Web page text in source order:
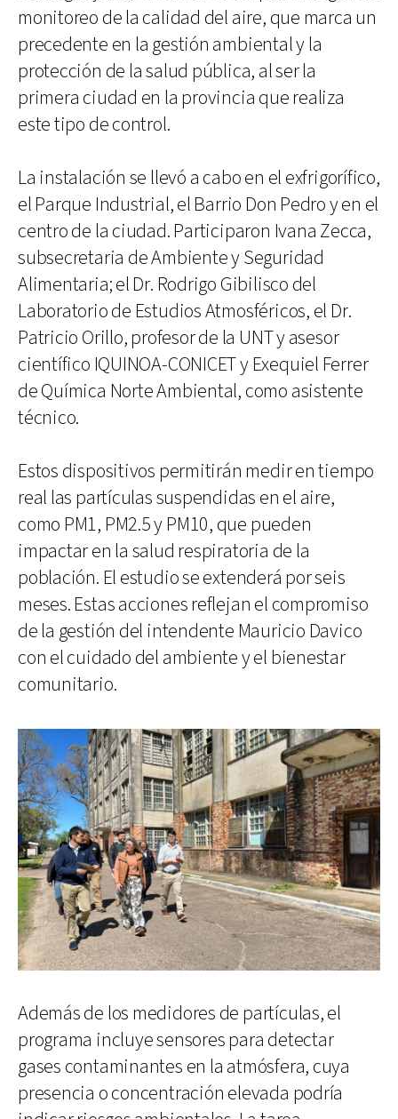
monitoreo de la calidad del aire, que marca un
precedente en la gestión ambiental y la
protección de la salud pública, al ser la
primera ciudad en la provincia que realiza
este tipo de control.
La instalación se llevó a cabo en el exfrigorífico,
el Parque Industrial, el Barrio Don Pedro y en el
centro de la ciudad. Participaron Ivana Zecca,
subsecretaria de Ambiente y Seguridad
Alimentaria; el Dr. Rodrigo Gibilisco del
Laboratorio de Estudios Atmosféricos, el Dr.
Patricio Orillo, profesor de la UNT y asesor
científico IQUINOA-CONICET y Exequiel Ferrer
de Química Norte Ambiental, como asistente
técnico.
Estos dispositivos permitirán medir en tiempo
real las partículas suspendidas en el aire,
como PM1, PM2.5 y PM10, que pueden
impactar en la salud respiratoria de la
población. El estudio se extenderá por seis
meses. Estas acciones reflejan el compromiso
de la gestión del intendente Mauricio Davico
con el cuidado del ambiente y el bienestar
comunitario.
Además de los medidores de partículas, el
programa incluye sensores para detectar
gases contaminantes en la atmósfera, cuya
presencia o concentración elevada podría